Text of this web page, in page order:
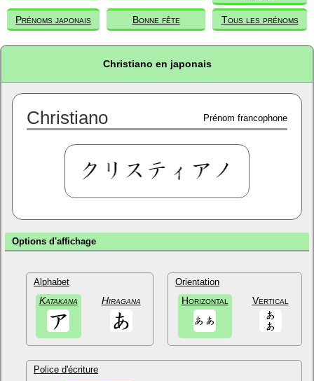
Prénoms japonais Bonne fête Tous les prénoms
Christiano en japonais
Christiano Prénom francophone
Options d'affichage
Alphabet
Katakana Hiragana
Orientation
Horizontal Vertical
Police d'écriture